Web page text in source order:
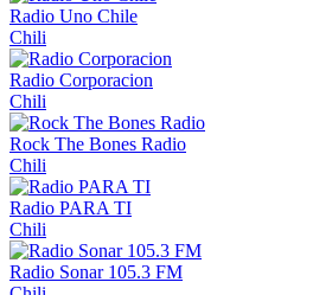
Radio Uno Chile
Chili
Radio Corporacion
Chili
Rock The Bones Radio
Chili
Radio PARA TI
Chili
Radio Sonar 105.3 FM